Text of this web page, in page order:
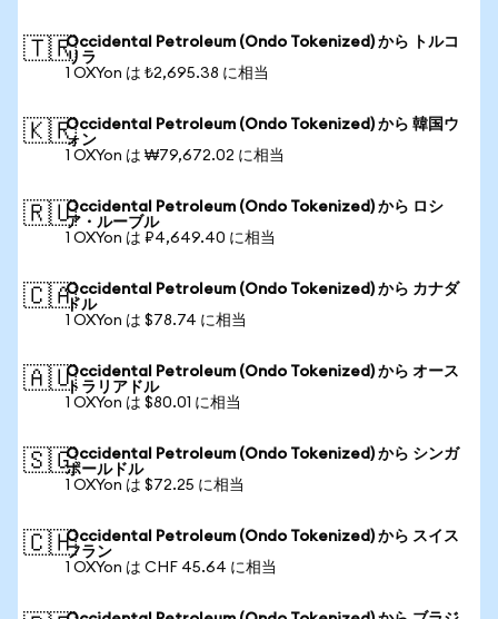
🇹🇷Occidental Petroleum (Ondo Tokenized) から トルコ
リラ
1 OXYon は ₺2,695.38 に相当
🇰🇷Occidental Petroleum (Ondo Tokenized) から 韓国ウ
ォン
1 OXYon は ₩79,672.02 に相当
🇷🇺Occidental Petroleum (Ondo Tokenized) から ロシ
ア・ルーブル
1 OXYon は ₽4,649.40 に相当
🇨🇦Occidental Petroleum (Ondo Tokenized) から カナダ
ドル
1 OXYon は $78.74 に相当
🇦🇺Occidental Petroleum (Ondo Tokenized) から オース
トラリアドル
1 OXYon は $80.01 に相当
🇸🇬Occidental Petroleum (Ondo Tokenized) から シンガ
ポールドル
1 OXYon は $72.25 に相当
🇨🇭Occidental Petroleum (Ondo Tokenized) から スイス
フラン
1 OXYon は CHF 45.64 に相当